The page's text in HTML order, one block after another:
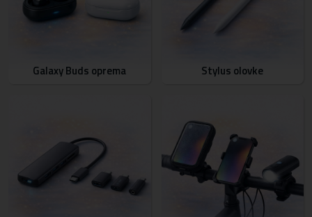
Galaxy Buds oprema Stylus olovke